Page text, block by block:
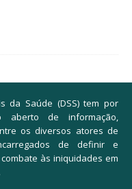
da Saúde (DSS) tem por
aberto de informação,
os diversos atores de
de definir e
às iniquidades em